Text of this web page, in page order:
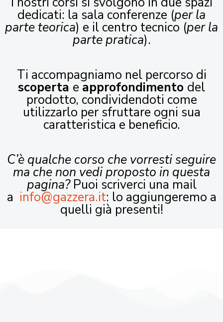
dedicati: la sala conferenze (per la
parte teorica) e il centro tecnico (per la
parte pratica).
Ti accompagniamo nel percorso di
scoperta e approfondimento del
prodotto, condividendoti come
utilizzarlo per sfruttare ogni sua
caratteristica e beneficio.
C’è qualche corso che vorresti seguire
ma che non vedi proposto in questa
pagina?Puoi scriverci una mail
a info@gazzera.it: lo aggiungeremo a
quelli già presenti!